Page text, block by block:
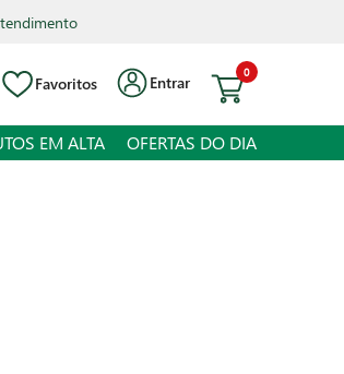
Hipermercado Bourbon Assis Brasil
Favoritos Entrar
0
EM ALTA OFERTAS DO DIA